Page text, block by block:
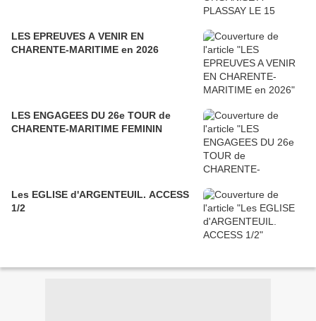
LES EPREUVES A VENIR EN
CHARENTE-MARITIME en 2026
LES ENGAGEES DU 26e TOUR de
CHARENTE-MARITIME FEMININ
Les EGLISE d'ARGENTEUIL. ACCESS
1/2